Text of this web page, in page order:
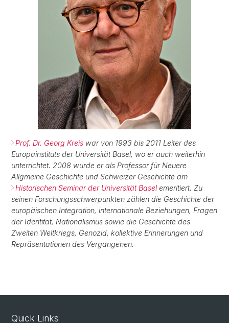
Prof. Dr. Georg Kreis war von 1993 bis 2011 Leiter des
Europainstituts der Universität Basel, wo er auch weiterhin
unterrichtet. 2008 wurde er als Professor für Neuere
Allgmeine Geschichte und Schweizer Geschichte am
Historischen Seminar der Universität Baselemeritiert. Zu
seinen Forschungsschwerpunkten zählen die Geschichte der
europäischen Integration, internationale Beziehungen, Fragen
der Identität, Nationalismus sowie die Geschichte des
Zweiten Weltkriegs, Genozid, kollektive Erinnerungen und
Repräsentationen des Vergangenen.
Quick Links